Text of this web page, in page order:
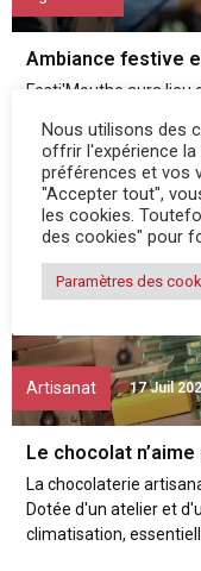
Ambiance festive
Festi'Mouthe aura lieu
Artisanat 17 Juil
Le chocolat
La chocolaterie
Dotée d'un atelier et
climatisation,
Nous utilisons des
offrir l'expérience
préférences et vos
"Accepter tout",
les cookies.
des cookies" pour
Paramètres des